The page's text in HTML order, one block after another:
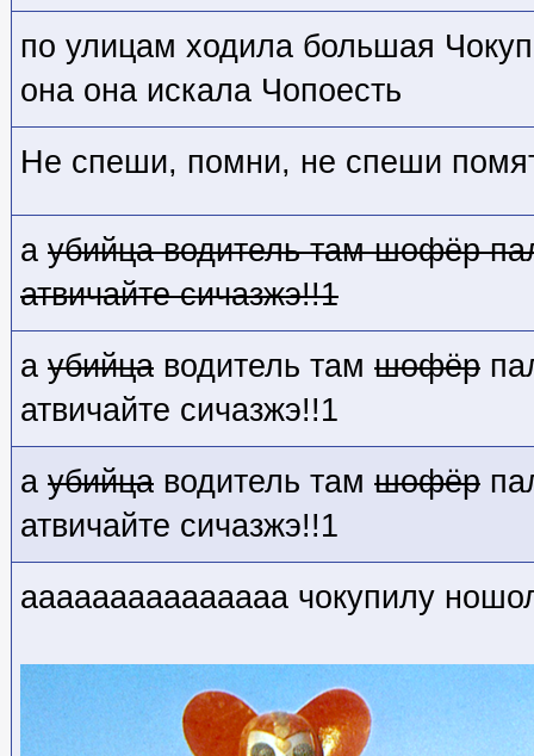
по улицам ходила большая
она она искала Чопоесть
Не спеши, помни, не спеши
а убийцаводитель тамшофёр
атвичайте сичазжэ!!1
а убийца водитель там шофёр
атвичайте сичазжэ!!1
а убийца водитель там шофёр
атвичайте сичазжэ!!1
ааааааааааааааа чокупилу